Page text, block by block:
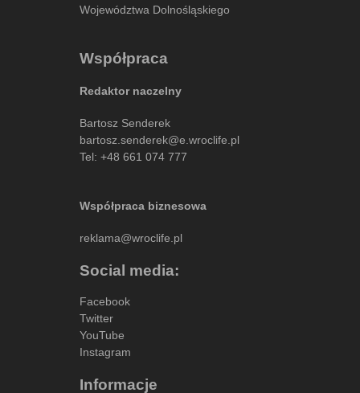
Województwa Dolnośląskiego
Współpraca
Redaktor naczelny
Bartosz Senderek
bartosz.senderek@e.wroclife.pl
Tel: +48 661 074 777
Współpraca biznesowa
reklama@wroclife.pl
Social media:
Facebook
Twitter
YouTube
Instagram
Informacje